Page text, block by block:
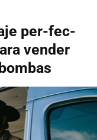
per-fec-
vender